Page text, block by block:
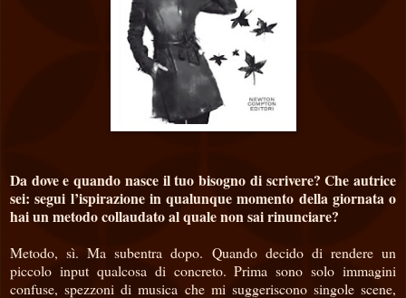
Da dove e quando nasce il tuo bisogno di scrivere? Che autrice
sei: segui l’ispirazione in qualunque momento della giornata o
hai un metodo collaudato al quale non sai rinunciare?
Metodo, sì. Ma subentra dopo. Quando decido di rendere un
piccolo input qualcosa di concreto. Prima sono solo immagini
confuse, spezzoni di musica che mi suggeriscono singole scene,